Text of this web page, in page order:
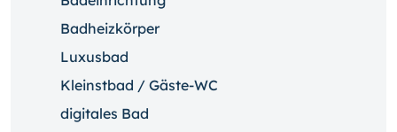
Badheizkörper
Luxusbad
Kleinstbad / Gäste-WC
digitales Bad